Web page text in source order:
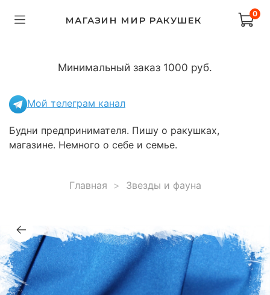
МАГАЗИН МИР РАКУШЕК
0
Минимальный заказ 1000 руб.
Мой телеграм канал
Будни предпринимателя. Пишу о ракушках,
магазине. Немного о себе и семье.
Главная Звезды и фауна